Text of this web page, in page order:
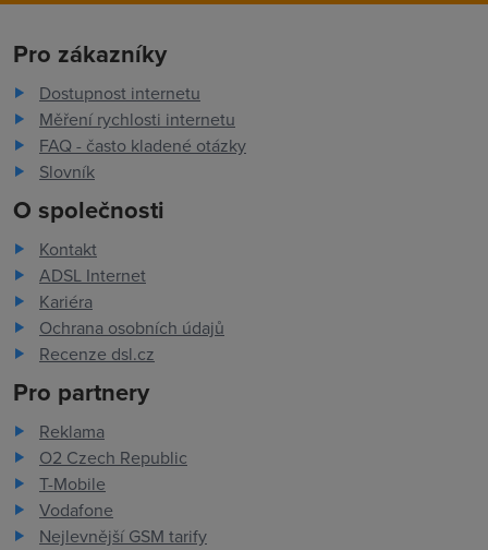
Pro zákazníky
Dostupnost internetu
Měření rychlosti internetu
FAQ - často kladené otázky
Slovník
O společnosti
Kontakt
ADSL Internet
Kariéra
Ochrana osobních údajů
Recenze dsl.cz
Pro partnery
Reklama
O2 Czech Republic
T-Mobile
Vodafone
Nejlevnější GSM tarify